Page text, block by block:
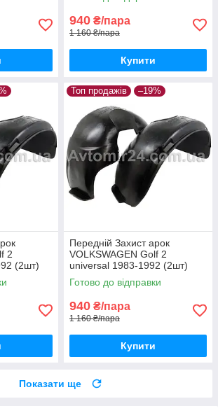
940 ₴/пара
1 160 ₴/пара
Купити
2
(2шт)
2 хетчбек
Топ продажів –19%
Передній Захист арок
VOLKSWAGEN Golf 2
universal 1983-1992 (2шт)
передні Підкрилки
Фольксваген Гольф 2
Готово до відправки
940 ₴/пара
1 160 ₴/пара
Купити
Показати ще